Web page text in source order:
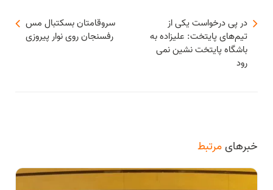
سروقامتان بسكتبال مس
رفسنجان روی نوار پيروزی
در پی درخواست یکی از
تیم‌های پایتخت: علیزاده به
باشگاه پایتخت نشین نمی
رود
خبرهایمرتبط